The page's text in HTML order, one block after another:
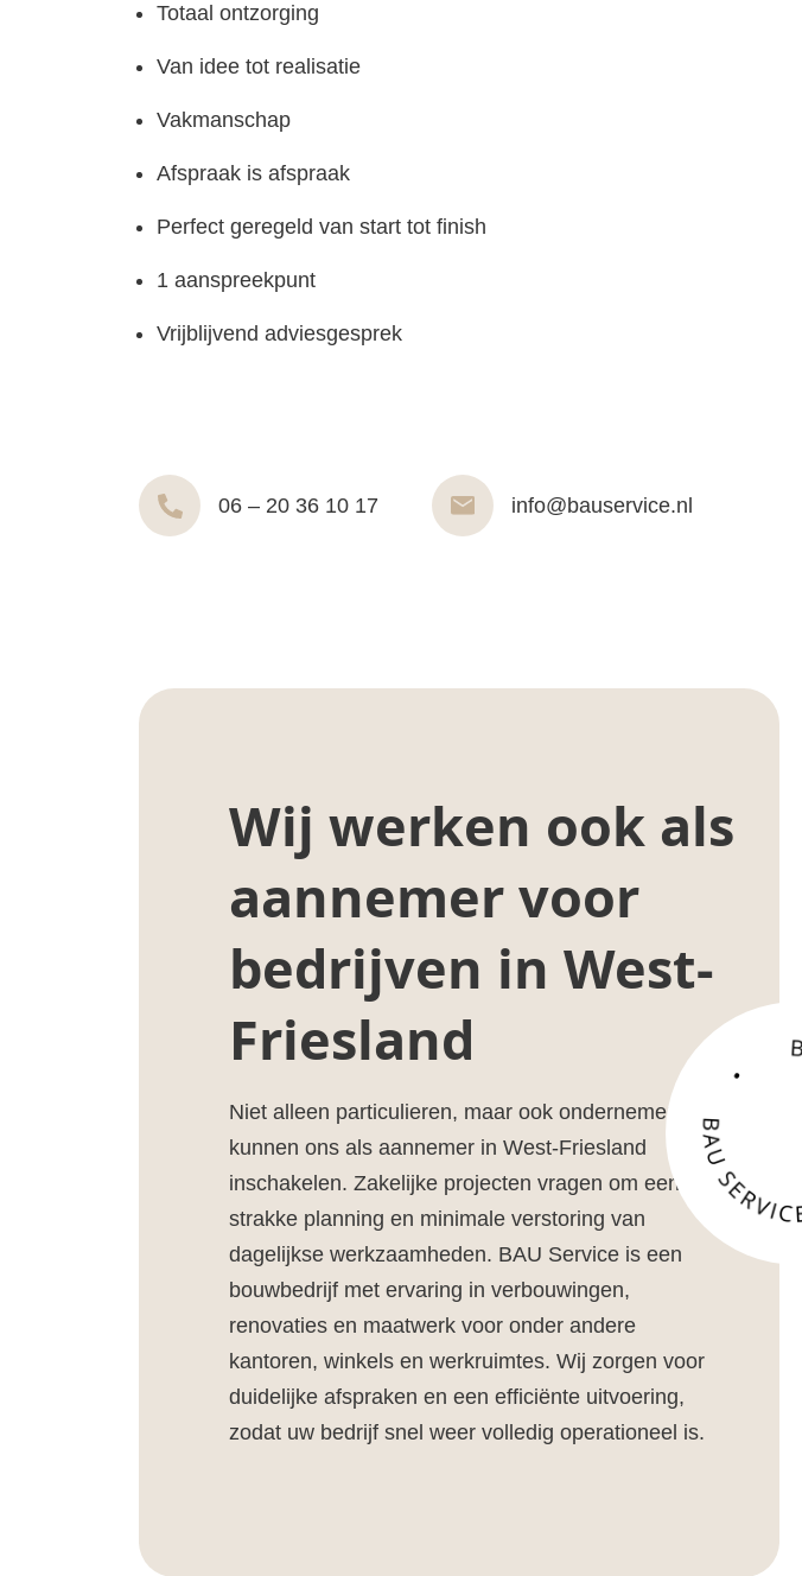
Totaal ontzorging
Van idee tot realisatie
Vakmanschap
Afspraak is afspraak
Perfect geregeld van start tot finish
1 aanspreekpunt
Vrijblijvend adviesgesprek
06 – 20 36 10 17 info@bauservice.nl
Wij werken ook als
aannemer voor
bedrijven in West-
Friesland
Niet alleen particulieren, maar ook ondernemers
kunnen ons als aannemer in West-Friesland
inschakelen. Zakelijke projecten vragen om een
strakke planning en minimale verstoring van
dagelijkse werkzaamheden. BAU Service is een
bouwbedrijf met ervaring in verbouwingen,
renovaties en maatwerk voor onder andere
kantoren, winkels en werkruimtes. Wij zorgen voor
duidelijke afspraken en een efficiënte uitvoering,
zodat uw bedrijf snel weer volledig operationeel is.